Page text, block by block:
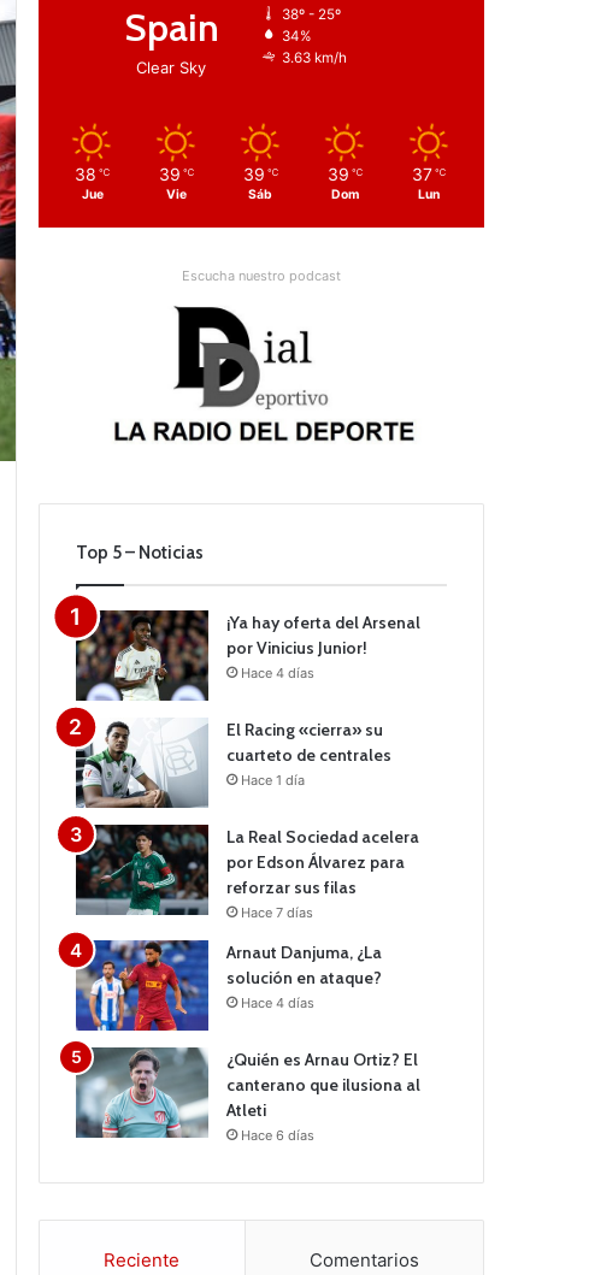
Spain
Clear Sky
38º - 25º
34%
3.63 km/h
38 ℃
Jue
39 ℃
Vie
39 ℃
Sáb
39 ℃
Dom
37 ℃
Lun
Escucha nuestro podcast
Top 5 – Noticias
¡Ya hay oferta del Arsenal
por Vinicius Junior!
Hace 4 días
El Racing «cierra» su
cuarteto de centrales
Hace 1 día
La Real Sociedad acelera
por Edson Álvarez para
reforzar sus filas
Hace 7 días
Arnaut Danjuma, ¿La
solución en ataque?
Hace 4 días
¿Quién es Arnau Ortiz? El
canterano que ilusiona al
Atleti
Hace 6 días
Reciente Comentarios